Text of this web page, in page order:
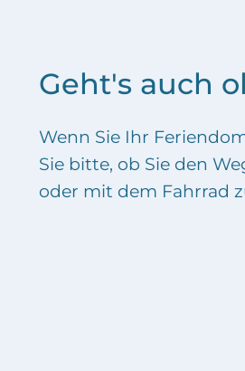
Geht's auch
Wenn Sie Ihr
Sie bitte, ob Sie den
oder mit dem Fahrrad